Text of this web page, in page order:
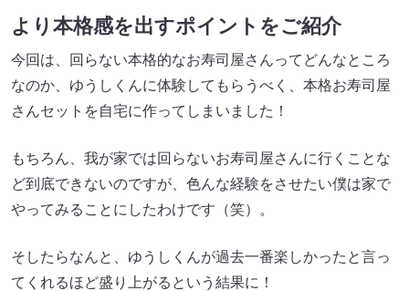
より本格感を出すポイントをご紹介
今回は、回らない本格的なお寿司屋さんってどんなところ
なのか、ゆうしくんに体験してもらうべく、本格お寿司屋
さんセットを自宅に作ってしまいました！
もちろん、我が家では回らないお寿司屋さんに行くことな
ど到底できないのですが、色んな経験をさせたい僕は家で
やってみることにしたわけです（笑）。
そしたらなんと、ゆうしくんが過去一番楽しかったと言っ
てくれるほど盛り上がるという結果に！